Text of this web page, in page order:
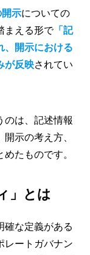
示についての
まえる形で「記
、開示における
が反映されてい
のは、記述情報
示の考え方、
たものです。
」とは
確な定義がある
レートガバナン